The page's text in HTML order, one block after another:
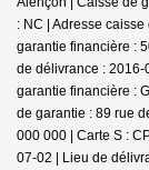
: NC | Adresse
garantie financière :
de délivrance : 2016-
garantie financière :
de garantie : 89 rue
000 000 | Carte S :
07-02 | Lieu de